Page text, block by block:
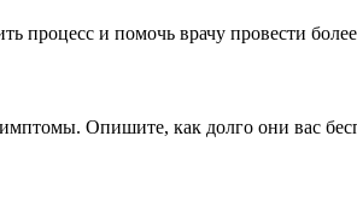
процесс и помочь врачу провести
Опишите, как долго они вас